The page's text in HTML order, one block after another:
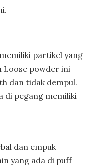
partikel yang
Loose powder ini
dan tidak dempul.
di pegang memiliki
dan empuk
yang ada di puff